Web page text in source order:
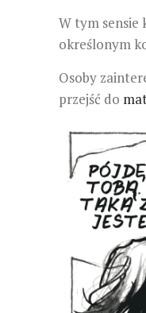
W tym sensie
określonym
Osoby
przejść do